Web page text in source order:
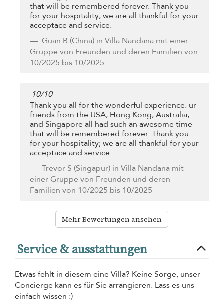
that will be remembered forever. Thank you
for your hospitality; we are all thankful for your
acceptace and service.
Guan B (China) in Villa Nandana mit einer
Gruppe von Freunden und deren Familien von
10/2025 bis 10/2025
10/10
Thank you all for the wonderful experience. ur
friends from the USA, Hong Kong, Australia,
and Singapore all had such an awesome time
that will be remembered forever. Thank you
for your hospitality; we are all thankful for your
acceptace and service.
Trevor S (Singapur) in Villa Nandana mit
einer Gruppe von Freunden und deren
Familien von 10/2025 bis 10/2025
Mehr Bewertungen ansehen
Service & ausstattungen
Etwas fehlt in diesem eine Villa? Keine Sorge, unser
Concierge kann es für Sie arrangieren. Lass es uns
einfach wissen :)